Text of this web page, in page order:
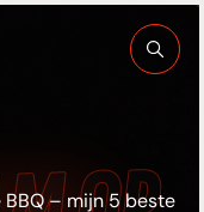
BBQ – mijn 5 beste